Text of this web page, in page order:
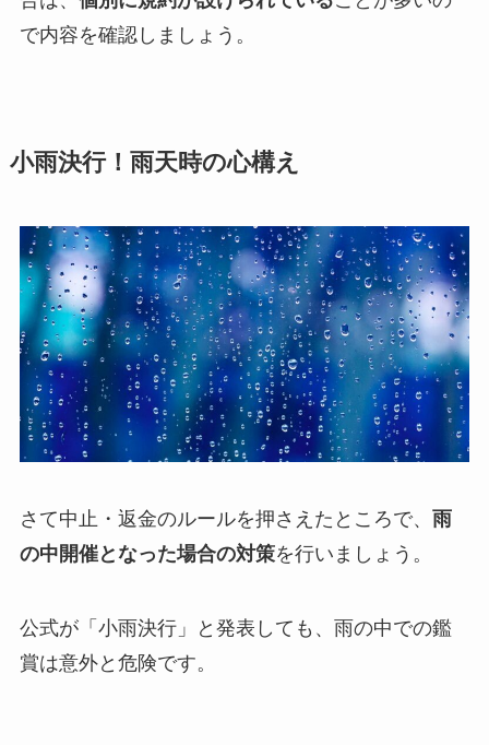
で内容を確認しましょう。
小雨決行！雨天時の心構え
さて中止・返金のルールを押さえたところで、 雨
の中開催となった場合の対策を行いましょう。
公式が「小雨決行」と発表しても、雨の中での鑑
賞は意外と危険です。